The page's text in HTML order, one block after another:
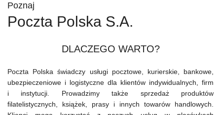
Poznaj
Poczta Polska S.A.
DLACZEGO WARTO?
Poczta Polska świadczy usługi pocztowe, kurierskie, bankowe,
ubezpieczeniowe i logistyczne dla klientów indywidualnych, firm
i instytucji. Prowadzimy także sprzedaż produktów
filatelistycznych, książek, prasy i innych towarów handlowych.